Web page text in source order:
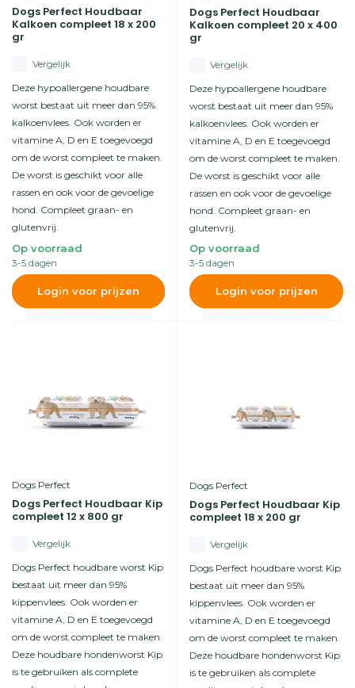
Dogs Perfect Houdbaar
Kalkoen compleet 18 x 200
gr
Vergelijk
Deze hypoallergene houdbare
worst bestaat uit meer dan 95%
kalkoenvlees. Ook worden er
vitamine A, D en E toegevoegd
om de worst compleet te maken.
De worst is geschikt voor alle
rassen en ook voor de gevoelige
hond. Compleet graan- en
glutenvrij.
Op voorraad
3-5 dagen
Login voor prijzen
Dogs Perfect Houdbaar
Kalkoen compleet 20 x 400
gr
Vergelijk
Deze hypoallergene houdbare
worst bestaat uit meer dan 95%
kalkoenvlees. Ook worden er
vitamine A, D en E toegevoegd
om de worst compleet te maken.
De worst is geschikt voor alle
rassen en ook voor de gevoelige
hond. Compleet graan- en
glutenvrij.
Op voorraad
3-5 dagen
Login voor prijzen
Dogs Perfect
Dogs Perfect Houdbaar Kip
compleet 12 x 800 gr
Vergelijk
Dogs Perfect houdbare worst Kip
bestaat uit meer dan 95%
kippenvlees. Ook worden er
vitamine A, D en E toegevoegd
om de worst compleet te maken.
Deze houdbare hondenworst Kip
is te gebruiken als complete
Dogs Perfect
Dogs Perfect Houdbaar Kip
compleet 18 x 200 gr
Vergelijk
Dogs Perfect houdbare worst Kip
bestaat uit meer dan 95%
kippenvlees. Ook worden er
vitamine A, D en E toegevoegd
om de worst compleet te maken.
Deze houdbare hondenworst Kip
is te gebruiken als complete